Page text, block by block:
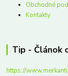
Obchodné
Kontakty
Tip - Článok
https://